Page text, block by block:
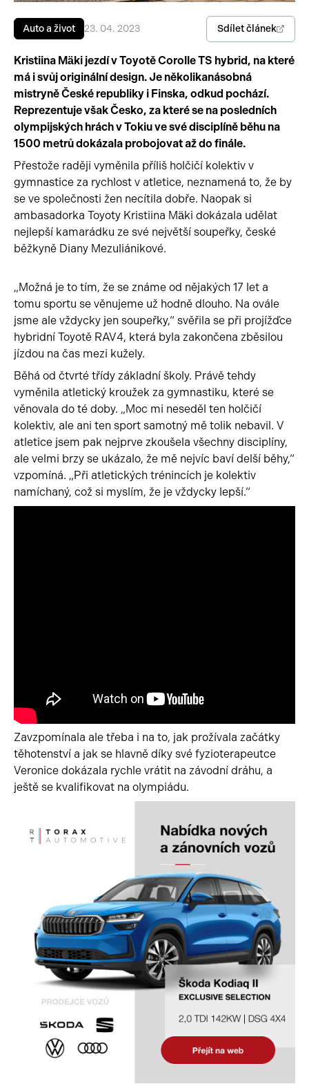
Pracovní stroje
Náhradní díly
Auto a život
Videa
Auto a život 23. 04. 2023 Sdílet článek
Kristiina Mäki jezdí v Toyotě Corolle TS hybrid, na které
má i svůj originální design. Je několikanásobná
mistryně České republiky i Finska, odkud pochází.
Reprezentuje však Česko, za které se na posledních
olympijských hrách v Tokiu ve své disciplíně běhu na
1500 metrů dokázala probojovat až do finále.
Přestože raději vyměnila příliš holčičí kolektiv v
gymnastice za rychlost v atletice, neznamená to, že by
se ve společnosti žen necítila dobře. Naopak si
ambasadorka Toyoty Kristiina Mäki dokázala udělat
nejlepší kamarádku ze své největší soupeřky, české
běžkyně Diany Mezuliánikové.
„Možná je to tím, že se známe od nějakých 17 let a
tomu sportu se věnujeme už hodně dlouho. Na ovále
jsme ale vždycky jen soupeřky,“ svěřila se při projížďce
hybridní Toyotě RAV4, která byla zakončena zběsilou
jízdou na čas mezi kužely.
Běhá od čtvrté třídy základní školy. Právě tehdy
vyměnila atletický kroužek za gymnastiku, které se
věnovala do té doby. „Moc mi neseděl ten holčičí
kolektiv, ale ani ten sport samotný mě tolik nebavil. V
atletice jsem pak nejprve zkoušela všechny disciplíny,
ale velmi brzy se ukázalo, že mě nejvíc baví delší běhy,“
vzpomíná. „Při atletických trénincích je kolektiv
namíchaný, což si myslím, že je vždycky lepší.“
Zavzpomínala ale třeba i na to, jak prožívala začátky
těhotenství a jak se hlavně díky své fyzioterapeutce
Veronice dokázala rychle vrátit na závodní dráhu, a
ještě se kvalifikovat na olympiádu.